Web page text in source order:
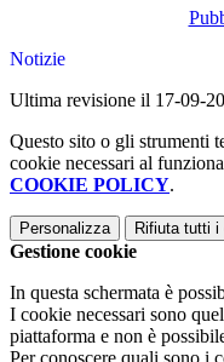
Notizie
Ultima revisione il 17-09-
Questo sito o gli strumenti
cookie necessari al
COOKIE POLICY.
Personalizza Rifiuta tutti i
Gestione cookie
In questa schermata è
I cookie necessari sono
piattaforma e non è